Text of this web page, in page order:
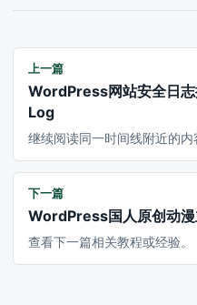
上一篇
WordPress网站安全日
Log
继续阅读同一时间线附近的内
下一篇
WordPress国人原创动
查看下一篇相关教程或经验。